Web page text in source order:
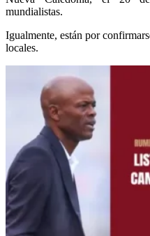
mundialistas.
Igualmente, están por
locales.